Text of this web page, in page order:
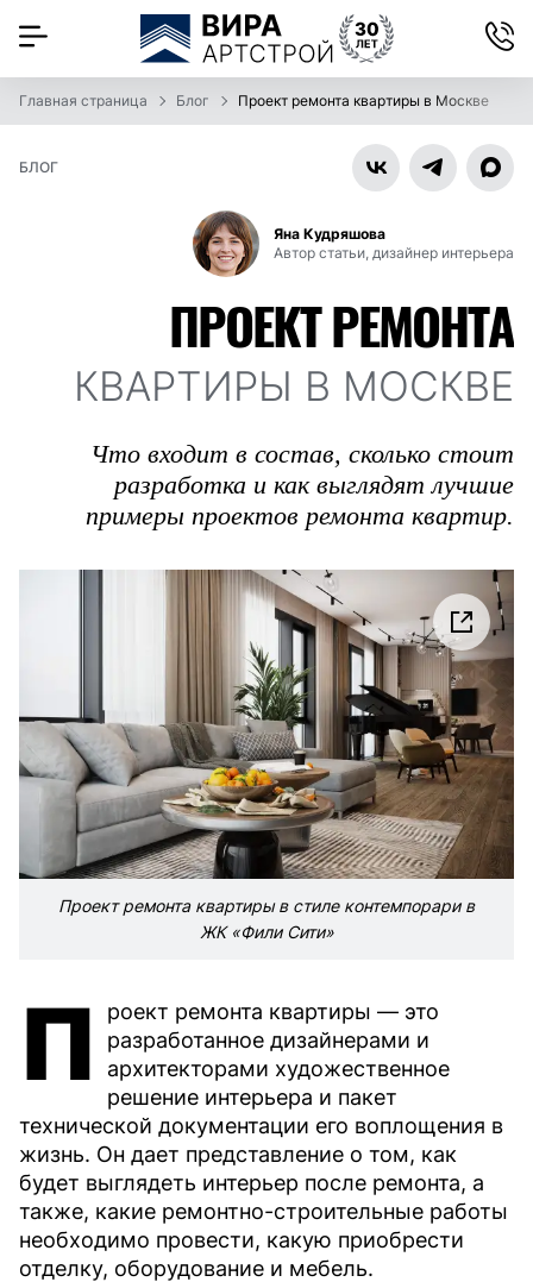
Главная страница Блог Проект ремонта квартиры в Москве
БЛОГ
Яна Кудряшова
Автор статьи, дизайнер интерьера
ПРОЕКТ РЕМОНТА
КВАРТИРЫ В МОСКВЕ
Что входит в состав, сколько стоит
разработка и как выглядят лучшие
примеры проектов ремонта квартир.
Проект ремонта квартиры в стиле контемпорари в
ЖК «Фили Сити»
П
роект ремонта квартиры — это
разработанное дизайнерами и
архитекторами художественное
решение интерьера и пакет
технической документации его воплощения в
жизнь. Он дает представление о том, как
будет выглядеть интерьер после ремонта, а
также, какие ремонтно-строительные работы
необходимо провести, какую приобрести
отделку, оборудование и мебель.